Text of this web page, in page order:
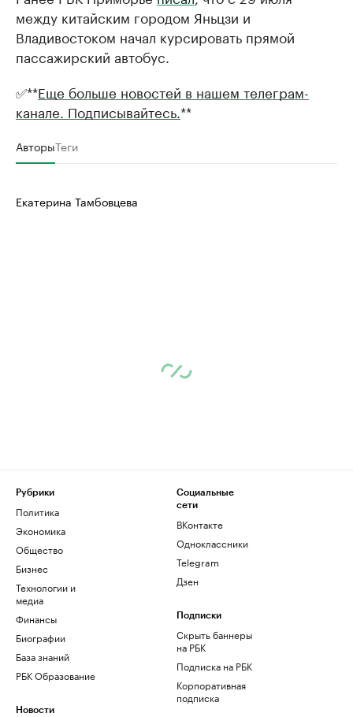
между китайским городом Яньцзи и
Владивостоком начал курсировать прямой
пассажирский автобус.
✅**Еще больше новостей в нашем телеграм-
канале. Подписывайтесь.**
АвторыТеги
Екатерина Тамбовцева
Рубрики
Политика
Экономика
Общество
Бизнес
Технологии и
медиа
Финансы
Биографии
База знаний
РБК Образование
Новости
Социальные
сети
ВКонтакте
Одноклассники
Telegram
Дзен
Подписки
Скрыть баннеры
на РБК
Подписка на РБК
Корпоративная
подписка